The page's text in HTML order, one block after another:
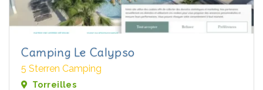
Camping Le Calypso
5 Sterren Camping
Torreilles